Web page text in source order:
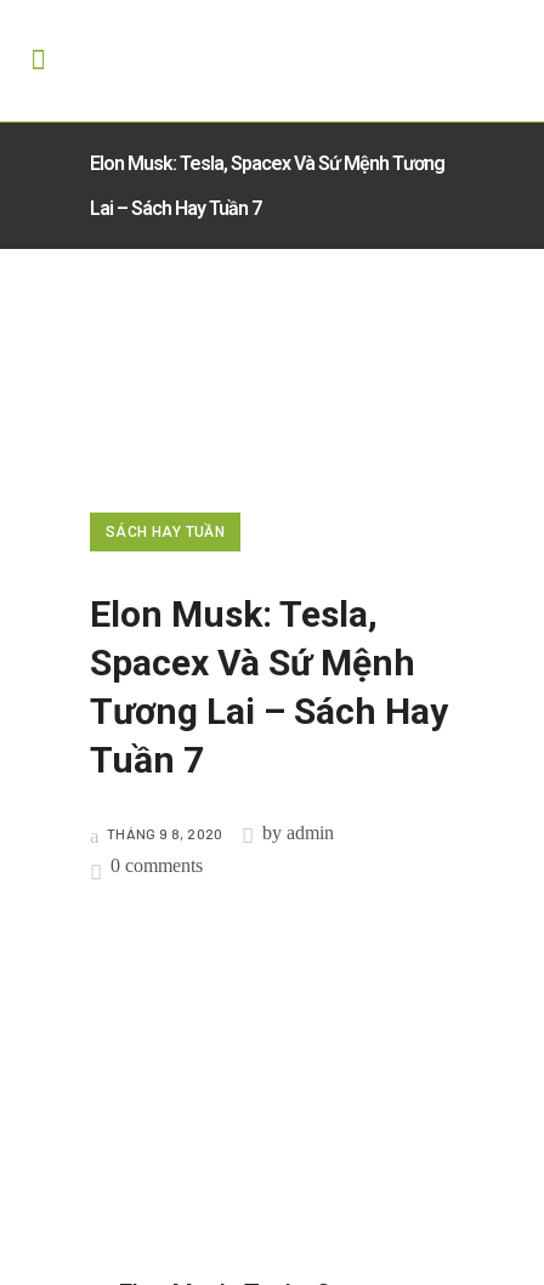
Elon Musk: Tesla, Spacex Và Sứ Mệnh Tương
Lai – Sách Hay Tuần 7
SÁCH HAY TUẦN
Elon Musk: Tesla,
Spacex Và Sứ Mệnh
Tương Lai – Sách Hay
Tuần 7
THÁNG 9 8, 2020 by admin
0 comments